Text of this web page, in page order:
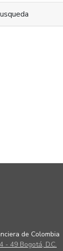
de Colombia
- 49 Bogotá, D.C.